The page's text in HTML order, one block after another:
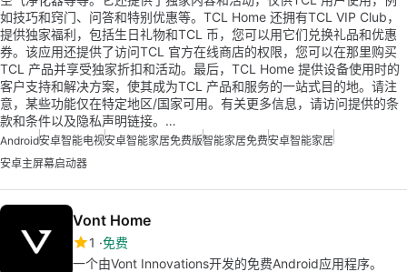
如技巧和窍门、问答和特别优惠等。TCL Home 还拥有TCL VIP Club，
提供独家福利，包括生日礼物和TCL 币，您可以用它们兑换礼品和优惠
券。该应用还提供了访问TCL 官方在线商店的权限，您可以在那里购买
TCL 产品并享受独家折扣和活动。最后，TCL Home 提供设备使用时的
客户支持和解决方案，使其成为TCL 产品和服务的一站式目的地。请注
意，某些功能仅在特定地区/国家可用。有关更多信息，请访问提供的条
款和条件以及隐私声明链接。…
Android安卓智能电视安卓智能家居免费版智能家居免费安卓智能家居
安卓主屏幕启动器
Vont Home
1 免费
一个由Vont Innovations开发的免费Android应用程序。